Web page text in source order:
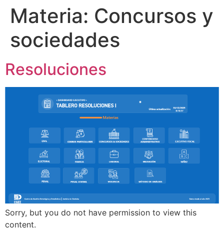
Materia: Concursos y
sociedades
Resoluciones
Sorry, but you do not have permission to view this
content.